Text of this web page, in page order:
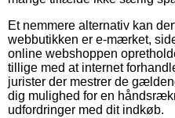
Et nemmere alternativ kan
webbutikken er e-mærket,
online webshoppen
tillige med at internet
jurister der mestrer de
dig mulighed for en
udfordringer med dit indkøb.